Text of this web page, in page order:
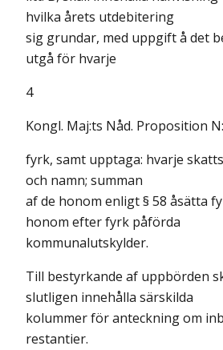
hvilka årets utdebitering
sig grundar, med uppgift å det
utgå för hvarje
4
Kongl. Maj:ts Nåd. Proposition
fyrk, samt upptaga: hvarje
och namn; summan
af de honom enligt § 58 åsätta
honom efter fyrk påförda
kommunalutskylder.
Till bestyrkande af uppbörden
slutligen innehålla särskilda
kolummer för anteckning om
restantier.